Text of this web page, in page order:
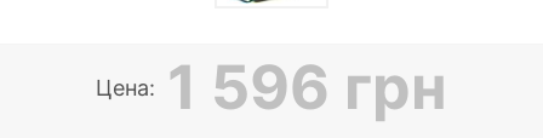
Цена: 1 596 грн